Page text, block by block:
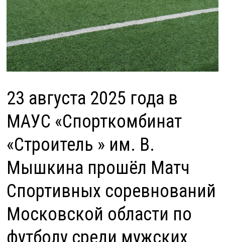
23 августа 2025 года в
МАУС «Спорткомбинат
«Строитель » им. В.
Мышкина прошёл Матч
Спортивных соревнований
Московской области по
футболу среди мужских